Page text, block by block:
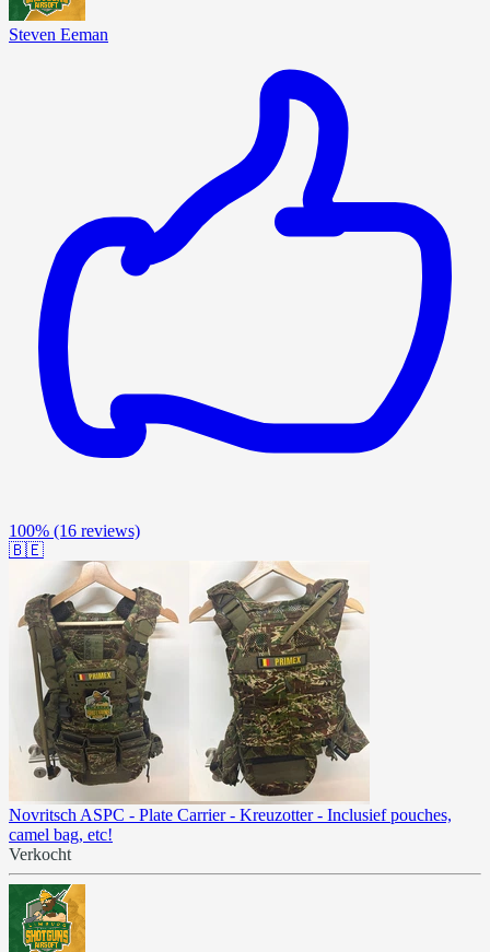
Steven Eeman
100% (16 reviews)
🇧🇪
Novritsch ASPC - Plate Carrier - Kreuzotter - Inclusief pouches,
camel bag, etc!
Verkocht